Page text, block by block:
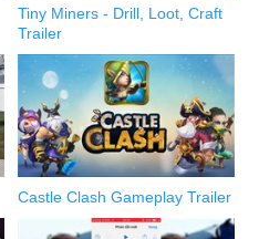
Tiny Miners - Drill, Loot, Craft
Trailer
Castle Clash Gameplay Trailer